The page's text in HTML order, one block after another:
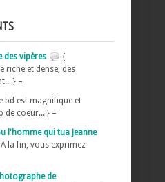
des vipères
{
riche et dense, des
} –
bd est magnifique et
de coeur... } –
l'homme qui tua Jeanne
la fin, vous exprimez
de